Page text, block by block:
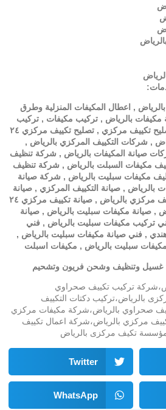
, اعطال المكيفات المنزلية وطرق
مكيفات بالرياض , تركيب مكيفات , تركيب
مكيفات سبليت بالرياض , تصليح تكييف مركزي , تصليح تكييف مركزي ٢٤
, شركات التكييف المركزي بالرياض ,
صيانة المكيفات بالرياض , شركة تنظيف
مكيفات السبلت بالرياض , شركة تنظيف
مكيفات سبليت بالرياض , شركة صيانة
بالرياض , صيانة التكييف المركزي , صيانة
التكييف بالرياض , صيانة تكييف مركزي بالرياض , صيانة تكييف مركزي ٢٤
, صيانة مكيفات سبليت بالرياض , صيانة
تركيب مكيفات سبليت بالرياض , فني
, فني صيانة مكيفات سبليت بالرياض ,
سبليت بالرياض , مكيفات اسبلت
: غسيل وتنظيف وشحن فريون وتشحيم
تركيب تكييف صحراوي
بالرياض،تركيب دكتات التكييف
صحراوي بالرياض،شركة مكيفات مركزي
مركزي بالرياض،شركة اعمال تكييف
تكيف مركزى بالرياض
Twitter
WhatsApp